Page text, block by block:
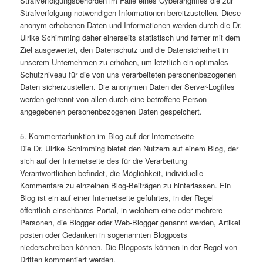
Strafverfolgung notwendigen Informationen bereitzustellen. Diese
anonym erhobenen Daten und Informationen werden durch die Dr.
Ulrike Schimming daher einerseits statistisch und ferner mit dem
Ziel ausgewertet, den Datenschutz und die Datensicherheit in
unserem Unternehmen zu erhöhen, um letztlich ein optimales
Schutzniveau für die von uns verarbeiteten personenbezogenen
Daten sicherzustellen. Die anonymen Daten der Server-Logfiles
werden getrennt von allen durch eine betroffene Person
angegebenen personenbezogenen Daten gespeichert.
5. Kommentarfunktion im Blog auf der Internetseite
Die Dr. Ulrike Schimming bietet den Nutzern auf einem Blog, der
sich auf der Internetseite des für die Verarbeitung
Verantwortlichen befindet, die Möglichkeit, individuelle
Kommentare zu einzelnen Blog-Beiträgen zu hinterlassen. Ein
Blog ist ein auf einer Internetseite geführtes, in der Regel
öffentlich einsehbares Portal, in welchem eine oder mehrere
Personen, die Blogger oder Web-Blogger genannt werden, Artikel
posten oder Gedanken in sogenannten Blogposts
niederschreiben können. Die Blogposts können in der Regel von
Dritten kommentiert werden.